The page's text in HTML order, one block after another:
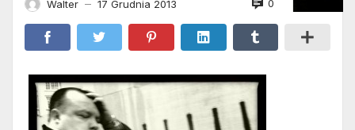
Walter — 17 Grudnia 2013 0